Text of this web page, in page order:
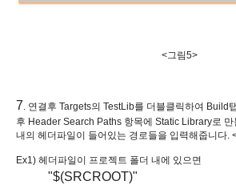
<그림5>
7. 연결후 Targets의 TestLib를 더블클릭하여 Build
후 Header Search Paths 항목에 Static Library로
내의 헤더파일이 들어있는 경로들을 입력해줍니다.
Ex1) 헤더파일이 프로젝트 폴더 내에 있으면
"$(SRCROOT)"